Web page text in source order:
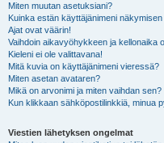
Miten muutan asetuksiani?
Kuinka estän käyttäjänimeni
Ajat ovat väärin!
Vaihdoin aikavyöhykkeen ja kellonaika
Kieleni ei ole valittavana!
Mitä kuvia on käyttäjänimeni vieressä?
Miten asetan avataren?
Mikä on arvonimi ja miten vaihdan sen?
Kun klikkaan sähköpostilinkkiä, minua
Viestien lähetyksen ongelmat